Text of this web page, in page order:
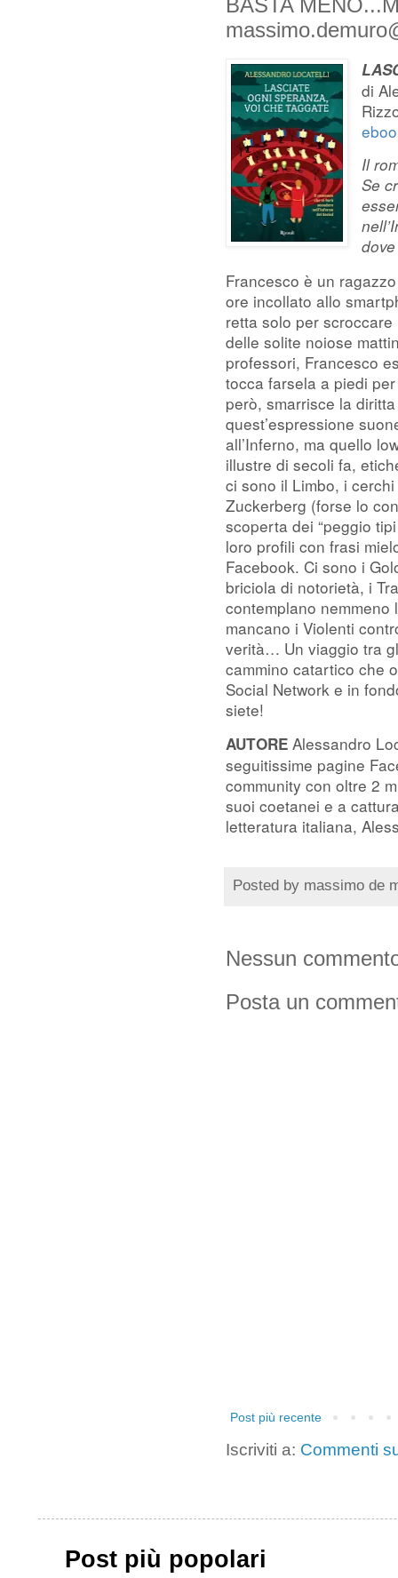
di
Il
Se
Francesco è un
ore incollato allo
retta solo per
delle solite noiose
professori, Francesco
tocca farsela a piedi
però, smarrisce la
quest’espressione
all’Inferno, ma quello
illustre di secoli fa,
ci sono il Limbo, i
Zuckerberg (forse lo
scoperta dei “peggio
loro profili con frasi
Facebook. Ci sono i
briciola di notorietà, i
contemplano nemmeno
mancano i Violenti
verità… Un viaggio tra
cammino catartico che
Social Network e in
siete!
AUTORE Alessandro
seguitissime pagine
community con oltre 2
suoi coetanei e a
letteratura italiana,
Posted by massimo de
Nessun
Posta un
Post più recente
Iscriviti a: Commenti
Post più popolari